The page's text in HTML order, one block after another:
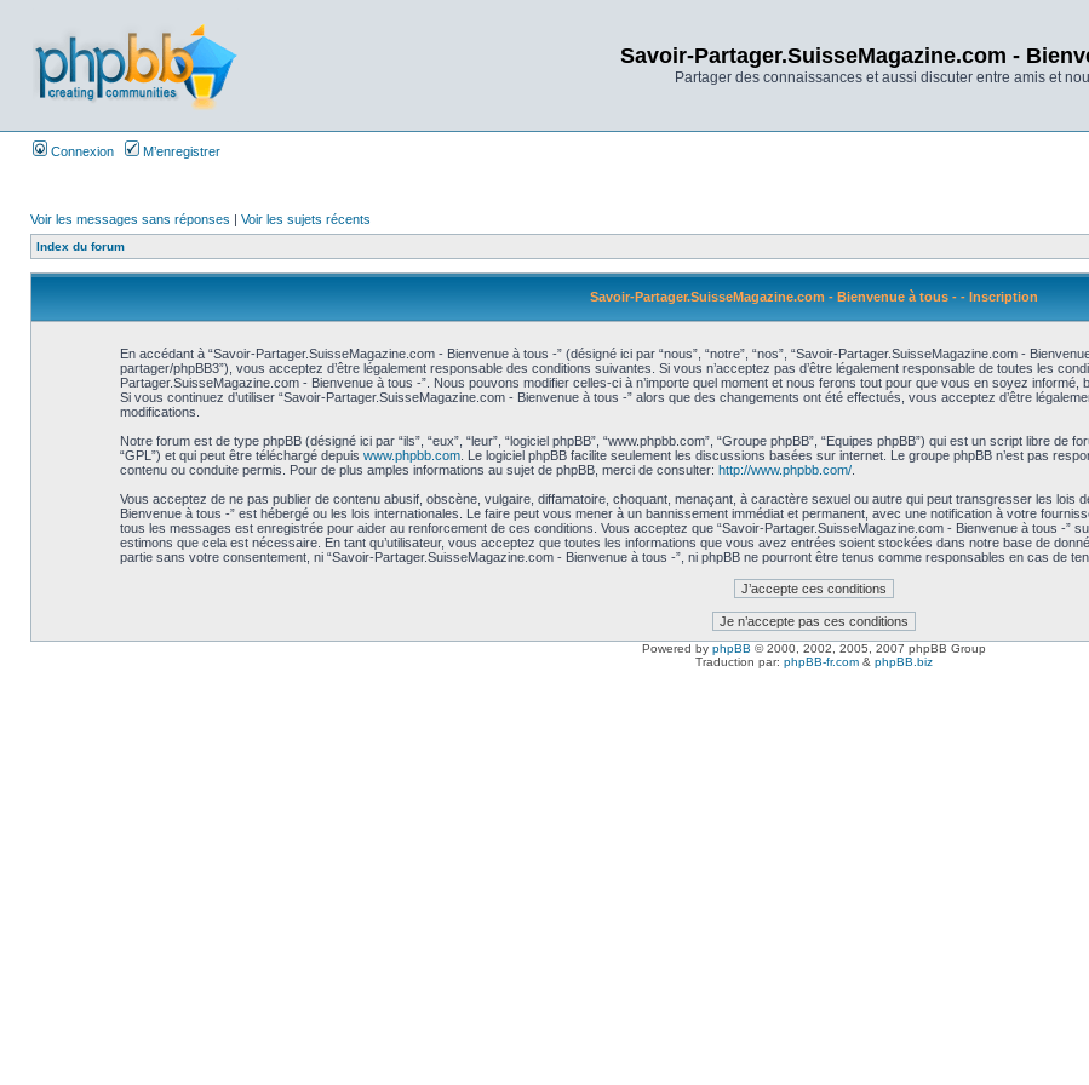
Savoir-Partager.SuisseMagazine.com -
Partager des connaissances et aussi discuter entre amis et
Connexion M’enregistrer
Voir les messages sans réponses | Voir les sujets récents
Index du forum
Savoir-Partager.SuisseMagazine.com - Bienvenue à tous - - Inscription
En accédant à “Savoir-Partager.SuisseMagazine.com - Bienvenue à tous -” (désigné ici par “nous”, “notre”, “nos”, “Savoir-Partager.SuisseMagazine.com -
partager/phpBB3”), vous acceptez d’être légalement responsable des conditions suivantes. Si vous n’acceptez pas d’être légalement responsable de toutes les
Partager.SuisseMagazine.com - Bienvenue à tous -”. Nous pouvons modifier celles-ci à n’importe quel moment et nous ferons tout pour que vous en soyez informé,
Si vous continuez d’utiliser “Savoir-Partager.SuisseMagazine.com - Bienvenue à tous -” alors que des changements ont été effectués, vous acceptez d’être
modifications.
Notre forum est de type phpBB (désigné ici par “ils”, “eux”, “leur”, “logiciel phpBB”, “www.phpbb.com”, “Groupe phpBB”, “Equipes phpBB”) qui est un script libre de
“GPL”) et qui peut être téléchargé depuis www.phpbb.com. Le logiciel phpBB facilite seulement les discussions basées sur internet. Le groupe phpBB n’est pas
contenu ou conduite permis. Pour de plus amples informations au sujet de phpBB, merci de consulter: http://www.phpbb.com/.
Vous acceptez de ne pas publier de contenu abusif, obscène, vulgaire, diffamatoire, choquant, menaçant, à caractère sexuel ou autre qui peut transgresser les lois
Bienvenue à tous -” est hébergé ou les lois internationales. Le faire peut vous mener à un bannissement immédiat et permanent, avec une notification à votre
tous les messages est enregistrée pour aider au renforcement de ces conditions. Vous acceptez que “Savoir-Partager.SuisseMagazine.com - Bienvenue à tous -”
estimons que cela est nécessaire. En tant qu’utilisateur, vous acceptez que toutes les informations que vous avez entrées soient stockées dans notre base de
partie sans votre consentement, ni “Savoir-Partager.SuisseMagazine.com - Bienvenue à tous -”, ni phpBB ne pourront être tenus comme responsables en cas de
Powered by phpBB © 2000, 2002, 2005, 2007 phpBB Group
Traduction par: phpBB-fr.com & phpBB.biz